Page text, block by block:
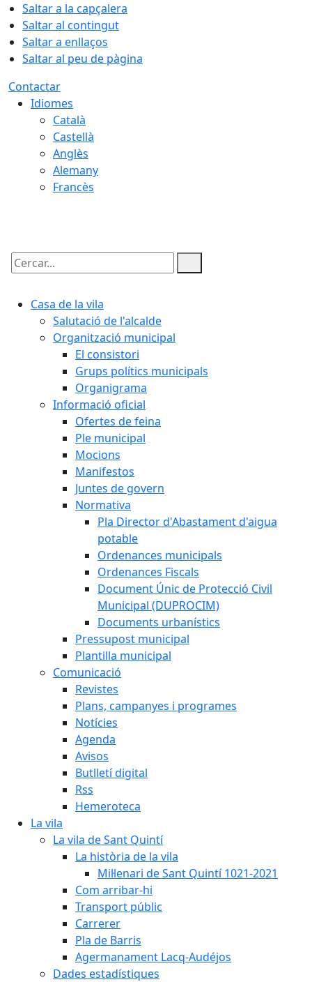
Saltar a la capçalera
Saltar al contingut
Saltar a enllaços
Saltar al peu de pàgina
Contactar
Idiomes
Català
Castellà
Anglès
Alemany
Francès
Cercar:
Casa de la vila
Salutació de l'alcalde
Organització municipal
El consistori
Grups polítics municipals
Organigrama
Informació oficial
Ofertes de feina
Ple municipal
Mocions
Manifestos
Juntes de govern
Normativa
Pla Director d'Abastament d'aigua
potable
Ordenances municipals
Ordenances Fiscals
Document Únic de Protecció Civil
Municipal (DUPROCIM)
Documents urbanístics
Pressupost municipal
Plantilla municipal
Comunicació
Revistes
Plans, campanyes i programes
Notícies
Agenda
Avisos
Butlletí digital
Rss
Hemeroteca
La vila
La vila de Sant Quintí
La història de la vila
Mil·lenari de Sant Quintí 1021-2021
Com arribar-hi
Transport públic
Carrerer
Pla de Barris
Agermanament Lacq-Audéjos
Dades estadístiques